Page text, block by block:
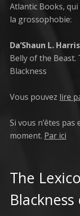
Atlantic Books,
la grossophobie:
Da’Shaun L.
Belly of the
Blackness
Vous pouvez lire
Si vous n’êtes pas
moment. Par ici
The
Blackness